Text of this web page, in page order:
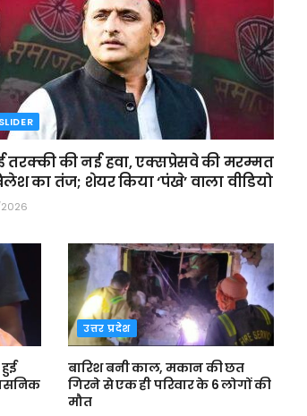
तरक्की की नई हवा, एक्सप्रेसवे की मरम्मत
का तंज; शेयर किया ‘पंखे’ वाला वीडियो
उत्तर प्रदेश
बारिश बनी काल, मकान की छत
गिरने से एक ही परिवार के 6 लोगों की
मौत